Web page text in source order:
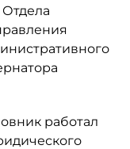
работал